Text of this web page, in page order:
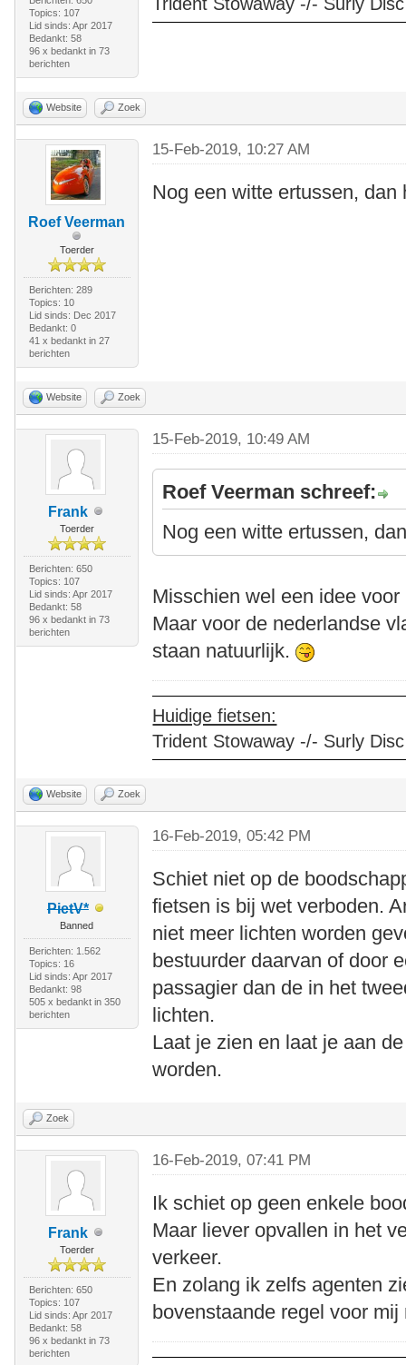
Topics: 107
Lid sinds: Apr 2017
Bedankt: 58
96 x bedankt in 73
berichten
Website Zoek
Roef Veerman
Toerder
Berichten: 289
Topics: 10
Lid sinds: Dec 2017
Bedankt: 0
41 x bedankt in 27
berichten
15-Feb-2019, 10:27 AM
Nog een witte ertussen,
Website Zoek
Frank
Toerder
Berichten: 650
Topics: 107
Lid sinds: Apr 2017
Bedankt: 58
96 x bedankt in 73
berichten
15-Feb-2019, 10:49 AM
Roef Veerman schreef:
Nog een witte ertussen,
Misschien wel een idee
Maar voor de nederlandse
staan natuurlijk.
Huidige fietsen:
Trident Stowaway -/- Surly
Website Zoek
PietV*
Banned
Berichten: 1.562
Topics: 16
Lid sinds: Apr 2017
Bedankt: 98
505 x bedankt in 350
berichten
16-Feb-2019, 05:42 PM
Schiet niet op de
fietsen is bij wet verboden.
niet meer lichten worden
bestuurder daarvan of door
passagier dan de in het
lichten.
Laat je zien en laat je aan
worden.
Zoek
Frank
Toerder
Berichten: 650
Topics: 107
Lid sinds: Apr 2017
Bedankt: 58
96 x bedankt in 73
berichten
16-Feb-2019, 07:41 PM
Ik schiet op geen enkele
Maar liever opvallen in het
verkeer.
En zolang ik zelfs agenten
bovenstaande regel voor